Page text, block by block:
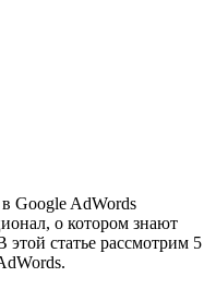
Google AdWords
о котором знают
этой статье рассмотрим 5